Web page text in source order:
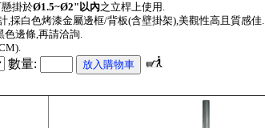
掛於Ø1.5~Ø2"以內之立桿上使用.
,採白色烤漆金屬邊框/背板(含壁掛架),美觀性高且質感佳.
色邊條,再請洽詢.
數量: